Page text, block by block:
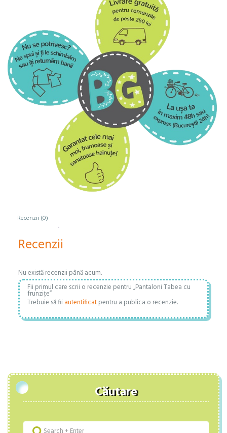
Recenzii (0)
Recenzii
Nu există recenzii până acum.
Fii primul care scrii o recenzie pentru „Pantaloni Tabea cu
frunzițe”
Trebuie să fii autentificatpentru a publica o recenzie.
Căutare